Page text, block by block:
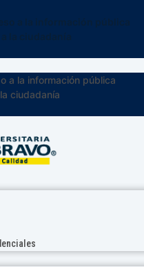
a la información pública
ciudadanía